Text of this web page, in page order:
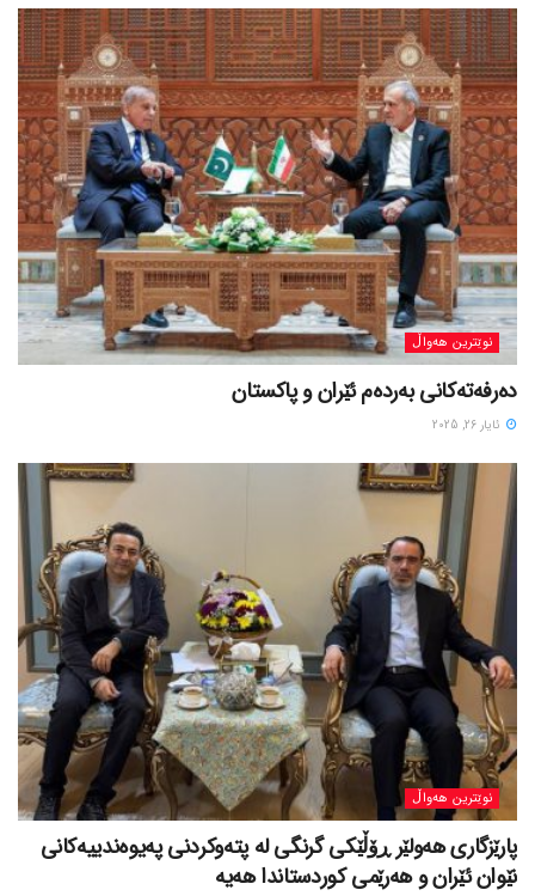
نوێترین هەواڵ
دەرفەتەکانی بەردەم ئێران و پاکستان
ئایار 26, 2025
نوێترین هەواڵ
پارێزگاری هەولێر ڕۆڵێکی گرنگی لە پتەوکردنی پەیوەندییەکانی
نێوان ئێران و هەرێمی کوردستاندا هەیە